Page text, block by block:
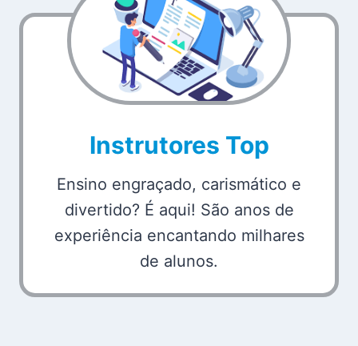
Instrutores Top
Ensino engraçado, carismático e
divertido? É aqui! São anos de
experiência encantando milhares
de alunos.